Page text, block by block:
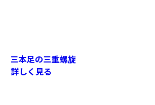
三本足の三重螺旋
詳しく見る